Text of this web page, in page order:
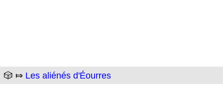
🎲 ⤇ Les aliénés d'Éourres